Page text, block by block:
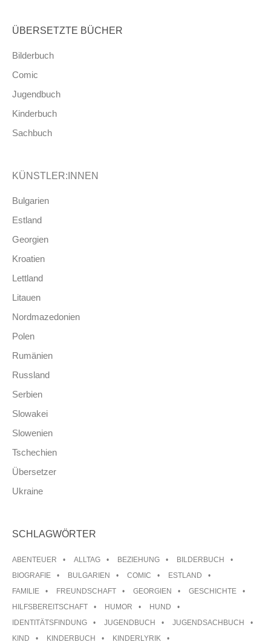
ÜBERSETZTE BÜCHER
Bilderbuch
Comic
Jugendbuch
Kinderbuch
Sachbuch
KÜNSTLER:INNEN
Bulgarien
Estland
Georgien
Kroatien
Lettland
Litauen
Nordmazedonien
Polen
Rumänien
Russland
Serbien
Slowakei
Slowenien
Tschechien
Übersetzer
Ukraine
SCHLAGWÖRTER
ABENTEUER ALLTAG BEZIEHUNG
BILDERBUCH
BIOGRAFIE
BULGARIEN COMIC
ESTLAND
FAMILIE
FREUNDSCHAFT GEORGIEN
GESCHICHTE
HILFSBEREITSCHAFT
HUMOR
HUND
IDENTITÄTSFINDUNG
JUGENDBUCH
JUGENDSACHBUCH
KIND
KINDERBUCH
KINDERLYRIK